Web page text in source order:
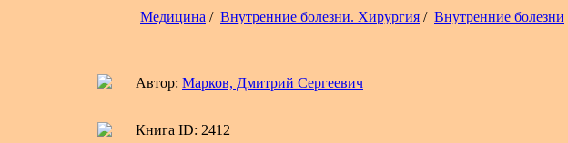
Медицина / Внутренние болезни. Хирургия / Внутренние болезни
Автор: Марков, Дмитрий Сергеевич
Книга ID: 2412